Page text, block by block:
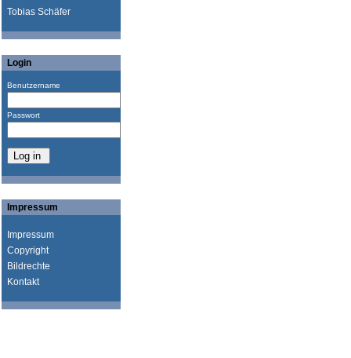
Tobias Schäfer
Login
Benutzername
Passwort
Impressum
Impressum
Copyright
Bildrechte
Kontakt